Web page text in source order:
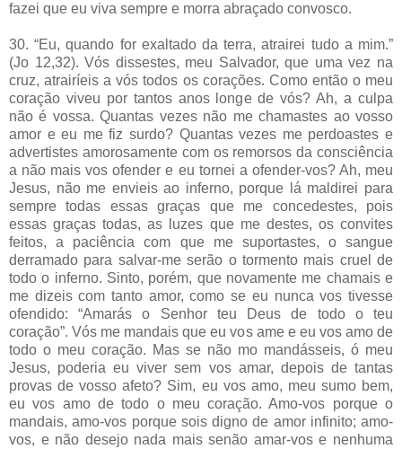
fazei que eu viva sempre e morra abraçado convosco.
30. “Eu, quando for exaltado da terra, atrairei tudo a mim.”
(Jo 12,32). Vós dissestes, meu Salvador, que uma vez na
cruz, atrairíeis a vós todos os corações. Como então o meu
coração viveu por tantos anos longe de vós? Ah, a culpa
não é vossa. Quantas vezes não me chamastes ao vosso
amor e eu me fiz surdo? Quantas vezes me perdoastes e
advertistes amorosamente com os remorsos da consciência
a não mais vos ofender e eu tornei a ofender-vos? Ah, meu
Jesus, não me envieis ao inferno, porque lá maldirei para
sempre todas essas graças que me concedestes, pois
essas graças todas, as luzes que me destes, os convites
feitos, a paciência com que me suportastes, o sangue
derramado para salvar-me serão o tormento mais cruel de
todo o inferno. Sinto, porém, que novamente me chamais e
me dizeis com tanto amor, como se eu nunca vos tivesse
ofendido: “Amarás o Senhor teu Deus de todo o teu
coração”. Vós me mandais que eu vos ame e eu vos amo de
todo o meu coração. Mas se não mo mandásseis, ó meu
Jesus, poderia eu viver sem vos amar, depois de tantas
provas de vosso afeto? Sim, eu vos amo, meu sumo bem,
eu vos amo de todo o meu coração. Amo-vos porque o
mandais, amo-vos porque sois digno de amor infinito; amo-
vos, e não desejo nada mais senão amar-vos e nenhuma